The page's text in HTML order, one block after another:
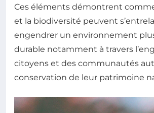
Ces éléments démontrent
et la biodiversité peuvent
engendrer un environnement
durable notamment à travers
citoyens et des communautés
conservation de leur patrimoine